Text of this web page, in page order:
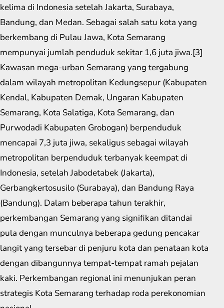
kelima di Indonesia setelah Jakarta, Surabaya,
Bandung, dan Medan. Sebagai salah satu kota yang
berkembang di Pulau Jawa, Kota Semarang
mempunyai jumlah penduduk sekitar 1,6 juta jiwa.[3]
Kawasan mega-urban Semarang yang tergabung
dalam wilayah metropolitan Kedungsepur (Kabupaten
Kendal, Kabupaten Demak, Ungaran Kabupaten
Semarang, Kota Salatiga, Kota Semarang, dan
Purwodadi Kabupaten Grobogan) berpenduduk
mencapai 7,3 juta jiwa, sekaligus sebagai wilayah
metropolitan berpenduduk terbanyak keempat di
Indonesia, setelah Jabodetabek (Jakarta),
Gerbangkertosusilo (Surabaya), dan Bandung Raya
(Bandung). Dalam beberapa tahun terakhir,
perkembangan Semarang yang signifikan ditandai
pula dengan munculnya beberapa gedung pencakar
langit yang tersebar di penjuru kota dan penataan kota
dengan dibangunnya tempat-tempat ramah pejalan
kaki. Perkembangan regional ini menunjukan peran
strategis Kota Semarang terhadap roda perekonomian